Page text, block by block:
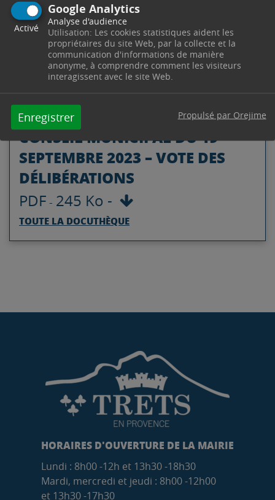
Google Analytics
Activé
Analyse d'audience
Utilisation: Les cookies statistiques aident les
propriétaires du site Web, par la collecte et la
communication d'informations de manière
anonyme, à comprendre comment les visiteurs
interagissent avec le site Web.
Enregistrer Propulsé par Orejime
CONSEIL MUNICIPAL DU 19
SEPTEMBRE 2023 – VOTE DES
DÉLIBÉRATIONS
PDF - 245 Ko -
TOUTE LA DOCUTHÈQUE
HORAIRES D'OUVERTURE DE LA MAIRIE
Lundi : 8h00 -12h et 13h30 -18h30
Mardi, mercredi et jeudi : 8h00 -12h00
et 13h30 -17h30